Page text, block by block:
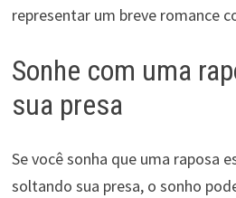
representar um breve romance
Sonhe com uma
sua presa
Se você sonha que uma raposa
soltando sua presa, o sonho